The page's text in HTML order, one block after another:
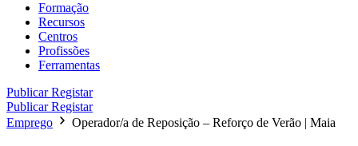
Formação
Recursos
Centros
Profissões
Ferramentas
PublicarRegistar
PublicarRegistar
Emprego
Operador/a de Reposição – Reforço de Verão | Maia